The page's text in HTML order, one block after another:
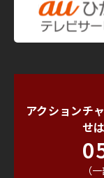
アクションチ
せは
（